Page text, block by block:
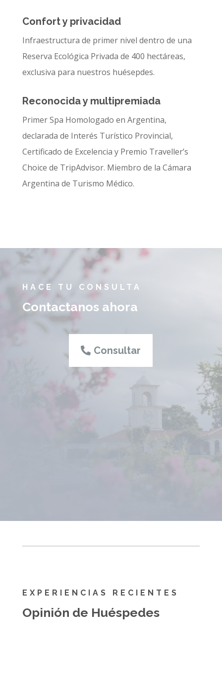
Confort y privacidad
Infraestructura de primer nivel dentro de una
Reserva Ecológica Privada de 400 hectáreas,
exclusiva para nuestros huésepdes.
Reconocida y multipremiada
Primer Spa Homologado en Argentina,
declarada de Interés Turístico Provincial,
Certificado de Excelencia y Premio Traveller’s
Choice de TripAdvisor. Miembro de la Cámara
Argentina de Turismo Médico.
HACE TU CONSULTA
Contactanos ahora
Consultar
EXPERIENCIAS RECIENTES
Opinión de Huéspedes